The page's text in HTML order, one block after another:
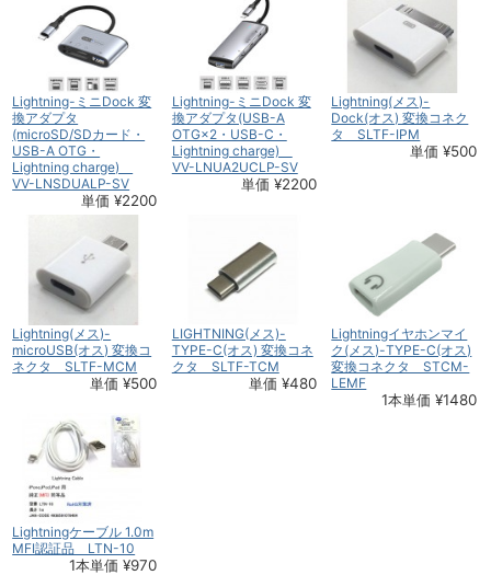
Lightning-ミニDock 変
換アダプタ
(microSD/SDカード・
USB-A OTG・
Lightning charge)
VV-LNSDUALP-SV
単価 ¥2200
Lightning-ミニDock 変
換アダプタ(USB-A
OTG×2・USB-C・
Lightning charge)
VV-LNUA2UCLP-SV
単価 ¥2200
Lightning(メス)-
Dock(オス) 変換コネク
タ SLTF-IPM
単価 ¥500
Lightning(メス)-
microUSB(オス) 変換コ
ネクタ SLTF-MCM
単価 ¥500
LIGHTNING(メス)-
TYPE-C(オス) 変換コネ
クタ SLTF-TCM
単価 ¥480
Lightningイヤホンマイ
ク(メス)-TYPE-C(オス)
変換コネクタ STCM-
LEMF
1本単価 ¥1480
Lightningケーブル 1.0m
MFI認証品 LTN-10
1本単価 ¥970